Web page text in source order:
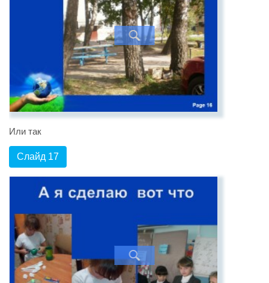
Или так
Слайд 17